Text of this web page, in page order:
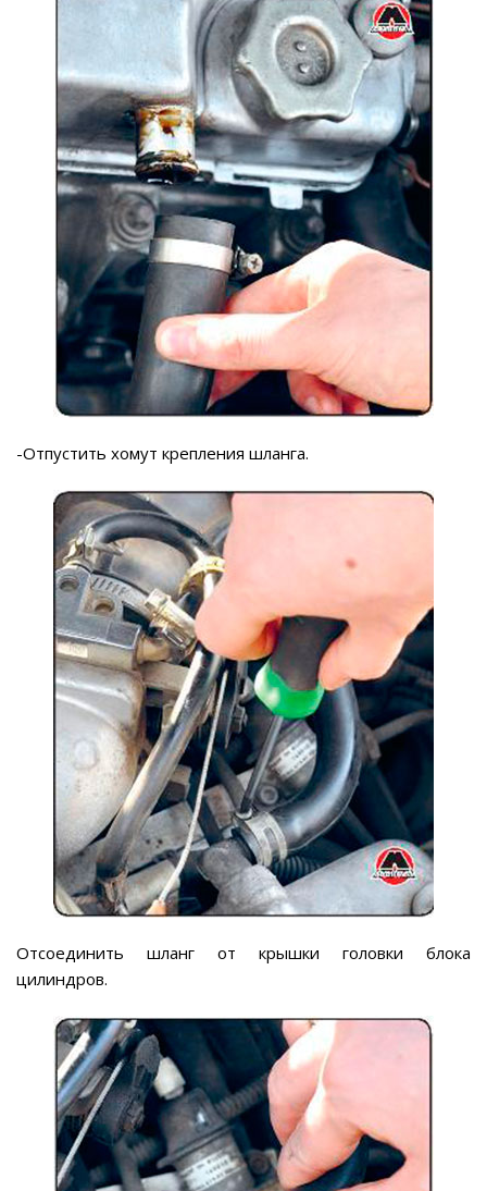
-Отпустить хомут крепления шланга.
Отсоединить шланг от крышки головки блока
цилиндров.